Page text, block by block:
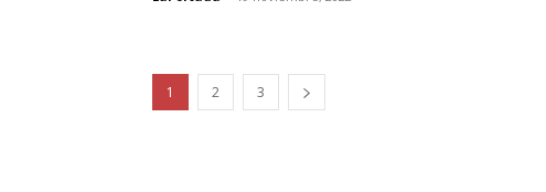
1 2 3